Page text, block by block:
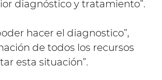
diagnóstico y tratamiento”.
hacer el diagnostico”,
de todos los recursos
esta situación”.